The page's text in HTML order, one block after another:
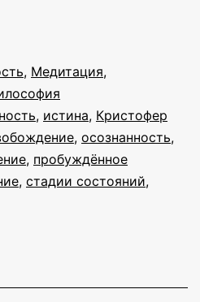
, Медитация,
, истина, Кристофер
, осознанность,
, пробуждённое
, стадии состояний,